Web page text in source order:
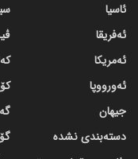
ئاسیا
ئەفریقا
ئەمریکا
ئەورووپا
جیهان
دسته‌بندی نشده